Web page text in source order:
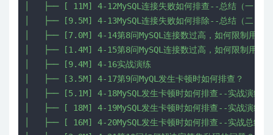
│   ├── [ 11M] 4-12MySQL连接失败如何排查--总结（一）
│   ├── [9.5M] 4-13MySQL连接失败如何排除--总结（二）
│   ├── [7.0M] 4-14第8问MySQL连接数过高，如何限制用户
│   ├── [1.4M] 4-15第8问MySQL连接数过高，如何限制用户
│   ├── [9.4M] 4-16实战演练
│   ├── [3.5M] 4-17第9问MyQL发生卡顿时如何排查？
│   ├── [5.1M] 4-18MySQL发生卡顿时如何排查--实战演练（
│   ├── [ 18M] 4-19MySQL发生卡顿时如何排查--实战演练（
│   ├── [ 16M] 4-20MySQL发生卡顿时如何排查--实战总结